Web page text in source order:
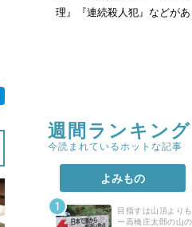
理』『連続殺人犯』などがあ
週間ランキング
今読まれているホットな記事
よみもの
目指すは山頂より
ー高橋庄太郎の山